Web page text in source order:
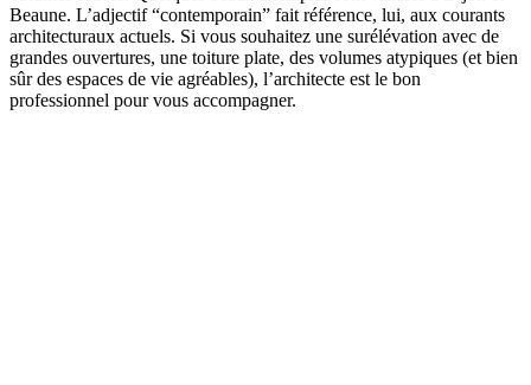
Beaune. L’adjectif “contemporain” fait référence, lui, aux courants
architecturaux actuels. Si vous souhaitez une surélévation avec de
grandes ouvertures, une toiture plate, des volumes atypiques (et bien
sûr des espaces de vie agréables), l’architecte est le bon
professionnel pour vous accompagner.